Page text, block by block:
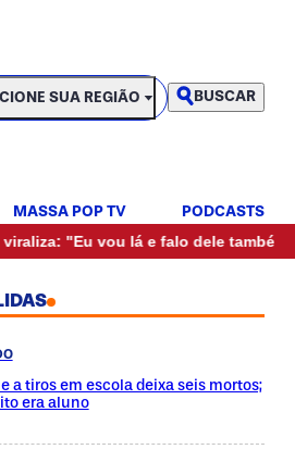
SUA REGIÃO
SUA REGIÃO BUSCAR
MASSA POP TV PODCASTS
vou lá e falo dele também" •
a tiros em escola deixa seis mortos;
era aluno